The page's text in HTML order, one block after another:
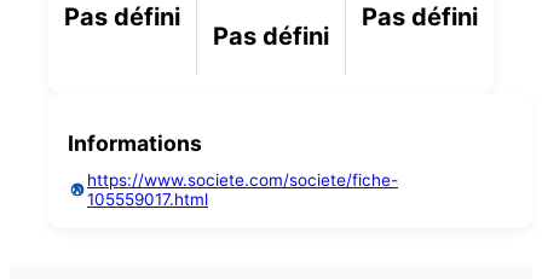
Pas défini
Pas défini
Pas défini
Informations
https://www.societe.com/societe/fiche-
105559017.html